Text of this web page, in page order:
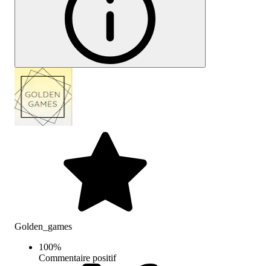
Golden_games
100%
Commentaire positif